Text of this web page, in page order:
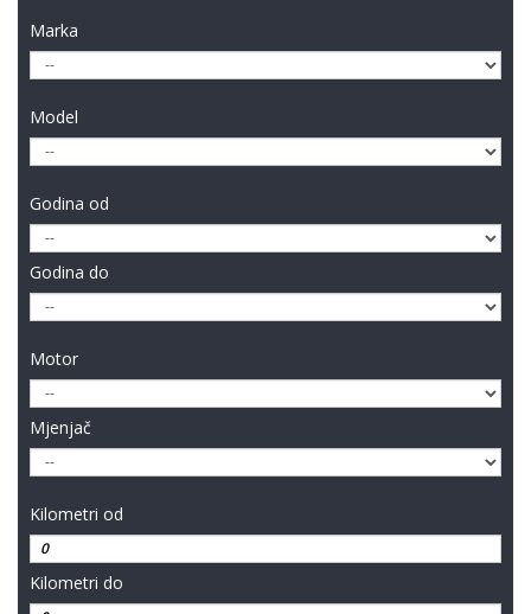
Marka
Model
Godina od
Godina do
Motor
Mjenjač
Kilometri od
Kilometri do